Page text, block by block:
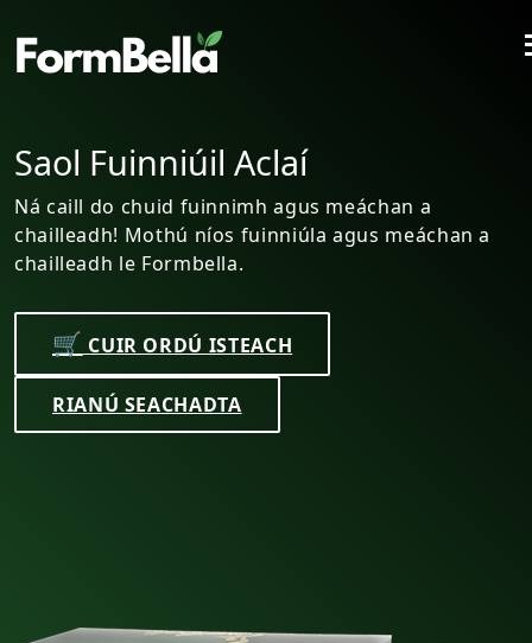
a
a
Caill Meáchan Tapa le
Comhábhair Nádúrtha
Sroich do spriocmheáchan go
Formbella! Faigh i gcruth le
🛒CUIR ORDÚ ISTEACH